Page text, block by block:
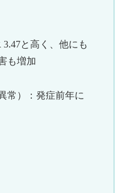
3.47と高く、他にも
も増加
常）：発症前年に